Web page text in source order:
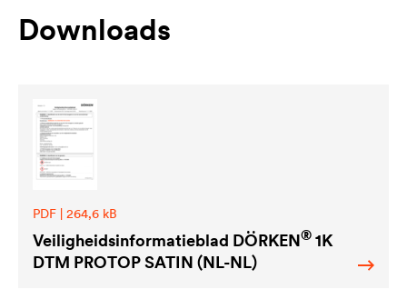
Downloads
PDF | 264,6 kB
Veiligheidsinformatieblad DÖRKEN® 1K
DTM PROTOP SATIN (NL-NL)